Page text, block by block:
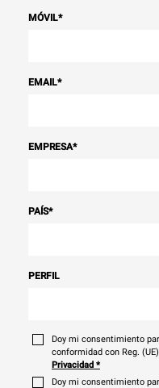
MÓVIL*
EMAIL*
EMPRESA*
PAÍS*
PERFIL
Doy mi consentimiento
conformidad con Reg.
Privacidad *
Doy mi consentimiento